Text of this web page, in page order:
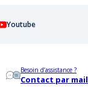
Youtube
Besoin d’assistance ?
Contact par mail